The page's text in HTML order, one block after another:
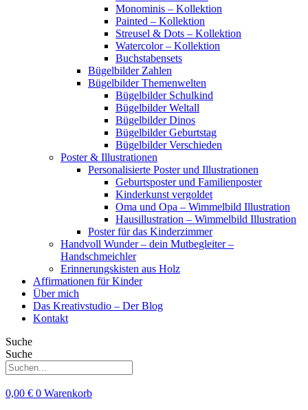
Monominis – Kollektion
Painted – Kollektion
Streusel & Dots – Kollektion
Watercolor – Kollektion
Buchstabensets
Bügelbilder Zahlen
Bügelbilder Themenwelten
Bügelbilder Schulkind
Bügelbilder Weltall
Bügelbilder Dinos
Bügelbilder Geburtstag
Bügelbilder Verschieden
Poster & Illustrationen
Personalisierte Poster und Illustrationen
Geburtsposter und Familienposter
Kinderkunst vergoldet
Oma und Opa – Wimmelbild Illustration
Hausillustration – Wimmelbild Illustration
Poster für das Kinderzimmer
Handvoll Wunder – dein Mutbegleiter –
Handschmeichler
Erinnerungskisten aus Holz
Affirmationen für Kinder
Über mich
Das Kreativstudio – Der Blog
Kontakt
Suche
Suche
0,00 € 0 Warenkorb